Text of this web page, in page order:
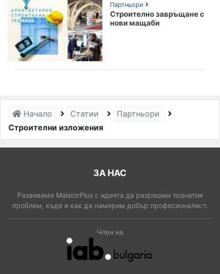
Партньори
Строително завръщане с
нови мащаби
Начало Статии
Партньори
Строителни изложения
ЗА НАС
Развиваме MaistorPlus с идеята да разрешим познатия
проблем, къде и как да намерим добър професионалист.
Член на